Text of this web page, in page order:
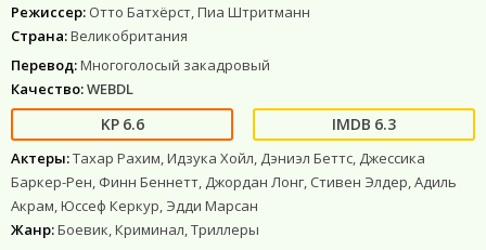
Режиссер: Отто Батхёрст, Пиа Штритманн
Страна:Великобритания
Перевод:Многоголосый закадровый
Качество:WEBDL
6.6 6.3
Актеры:Тахар Рахим, Идзука Хойл, Дэниэл Беттс, Джессика
Баркер-Рен, Финн Беннетт, Джордан Лонг, Стивен Элдер, Адиль
Акрам, Юссеф Керкур, Эдди Марсан
Жанр:Боевик, Криминал, Триллеры